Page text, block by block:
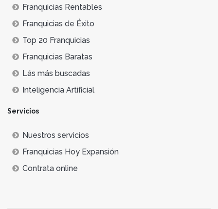
Franquicias Rentables
Franquicias de Éxito
Top 20 Franquicias
Franquicias Baratas
Lás más buscadas
Inteligencia Artificial
Servicios
Nuestros servicios
Franquicias Hoy Expansión
Contrata online